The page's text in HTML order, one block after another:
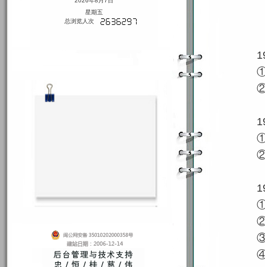
星期五
总浏览人次
①
②
①
②
①
②
③
④